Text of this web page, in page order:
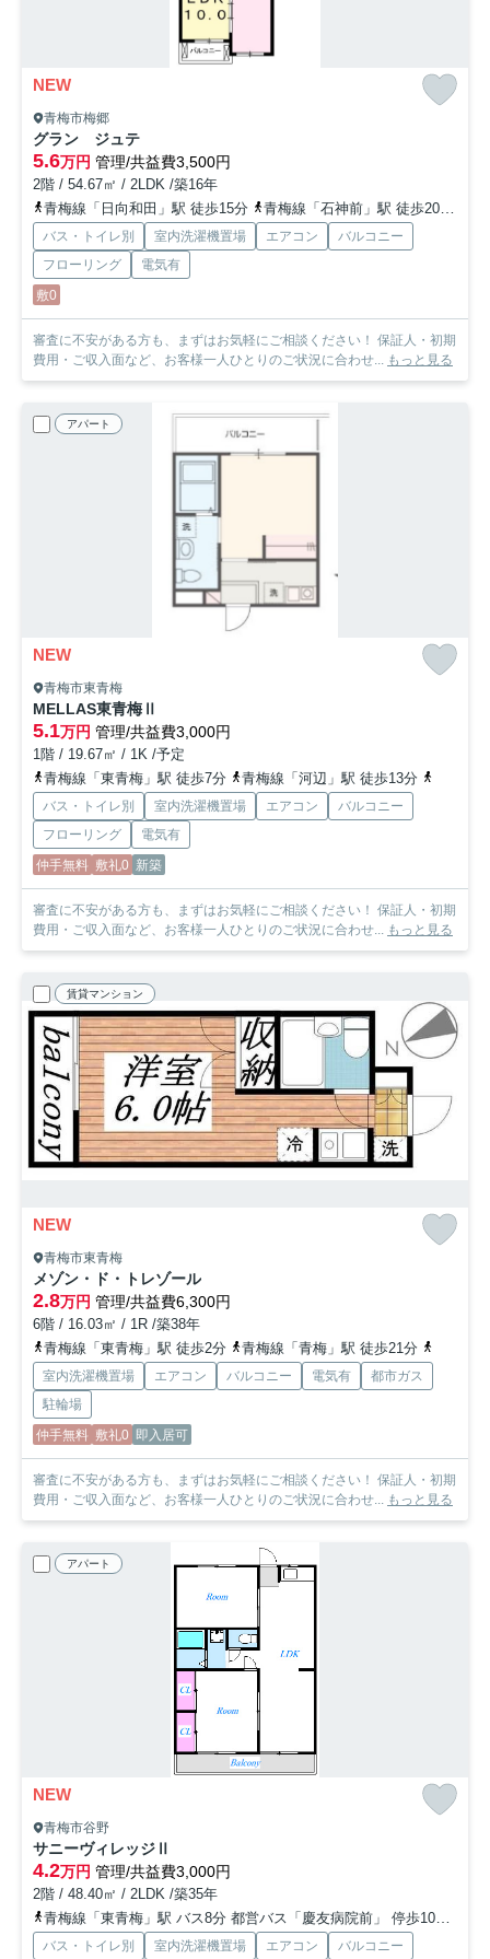
NEW
青梅市梅郷
グラン ジュテ
5.6万円 管理/共益費3,500円
2階 / 54.67㎡ / 2LDK /築16年
青梅線「日向和田」駅 徒歩15分
青梅線「石神前」駅 徒歩20分
バス・トイレ別 室内洗濯機置場 エアコン
バルコニー
フローリング
電気有
敷0
審査に不安がある方も、まずはお気軽にご相談ください！ 保証人・初期
費用・ご収入面など、お客様一人ひとりのご状況に合わせ... もっと見る
アパート
NEW
青梅市東青梅
MELLAS東青梅Ⅱ
5.1万円 管理/共益費3,000円
1階 / 19.67㎡ / 1K /予定
青梅線「東青梅」駅 徒歩7分
青梅線「河辺」駅 徒歩13分
バス・トイレ別 室内洗濯機置場 エアコン
バルコニー
フローリング
電気有
仲手無料 敷礼0 新築
審査に不安がある方も、まずはお気軽にご相談ください！ 保証人・初期
費用・ご収入面など、お客様一人ひとりのご状況に合わせ... もっと見る
賃貸マンション
NEW
青梅市東青梅
メゾン・ド・トレゾール
2.8万円 管理/共益費6,300円
6階 / 16.03㎡ / 1R /築38年
青梅線「東青梅」駅 徒歩2分
青梅線「青梅」駅 徒歩21分
室内洗濯機置場 エアコン バルコニー 電気有
都市ガス
駐輪場
仲手無料 敷礼0 即入居可
審査に不安がある方も、まずはお気軽にご相談ください！ 保証人・初期
費用・ご収入面など、お客様一人ひとりのご状況に合わせ... もっと見る
アパート
NEW
青梅市谷野
サニーヴィレッジⅡ
4.2万円 管理/共益費3,000円
2階 / 48.40㎡ / 2LDK /築35年
青梅線「東青梅」駅 バス8分 都営バス「慶友病院前」 停歩10分
バス・トイレ別 室内洗濯機置場 エアコン バルコニー